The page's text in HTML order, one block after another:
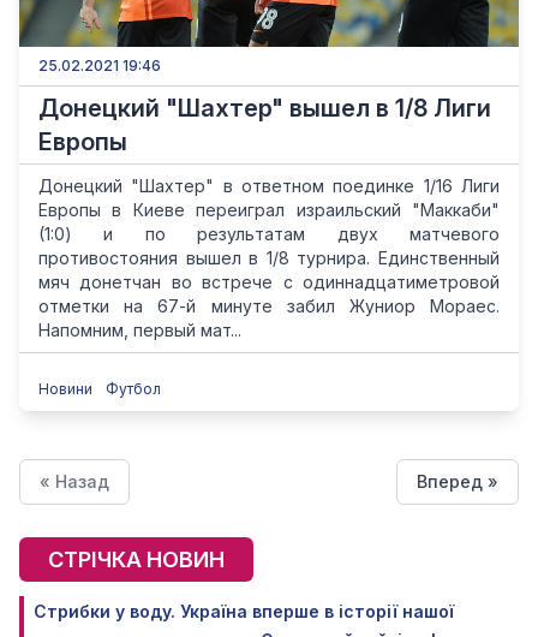
25.02.2021 19:46
Донецкий "Шахтер" вышел в 1/8 Лиги
Европы
Донецкий "Шахтер" в ответном поединке 1/16 Лиги
Европы в Киеве переиграл израильский "Маккаби"
(1:0) и по результатам двух матчевого
противостояния вышел в 1/8 турнира. Единственный
мяч донетчан во встрече с одиннадцатиметровой
отметки на 67-й минуте забил Жуниор Мораес.
Напомним, первый мат...
Новини Футбол
« Назад Вперед »
СТРІЧКА НОВИН
Стрибки у воду. Україна вперше в історії нашої